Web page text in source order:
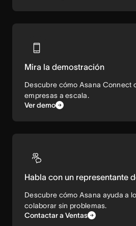
Mira la demostración
Descubre cómo Asana Connect
empresas a escala.
Ver demo
Habla con un representante
Descubre cómo Asana ayuda a
colaborar sin problemas.
Contactar a Ventas